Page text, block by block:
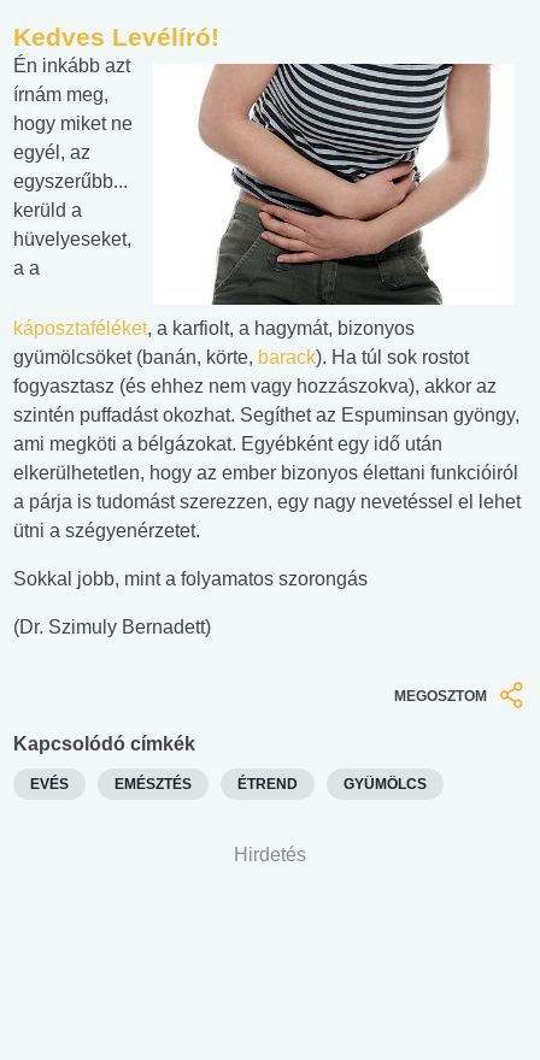
Kedves Levélíró!
Én inkább azt
írnám meg,
hogy miket ne
egyél, az
egyszerűbb...
kerüld a
hüvelyeseket,
a a
káposztaféléket, a karfiolt, a hagymát, bizonyos
gyümölcsöket (banán, körte, barack). Ha túl sok rostot
fogyasztasz (és ehhez nem vagy hozzászokva), akkor az
szintén puffadást okozhat. Segíthet az Espuminsan gyöngy,
ami megköti a bélgázokat. Egyébként egy idő után
elkerülhetetlen, hogy az ember bizonyos élettani funkcióiról
a párja is tudomást szerezzen, egy nagy nevetéssel el lehet
ütni a szégyenérzetet.
Sokkal jobb, mint a folyamatos szorongás
(Dr. Szimuly Bernadett)
MEGOSZTOM
Kapcsolódó címkék
EVÉS EMÉSZTÉS ÉTREND GYÜMÖLCS
Hirdetés